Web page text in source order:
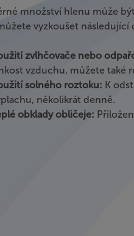
množství hlenu může
vyzkoušet
zvlhčovače nebo
vzduchu, můžete také
solného roztoku: K
několikrát denně.
obklady obličeje: